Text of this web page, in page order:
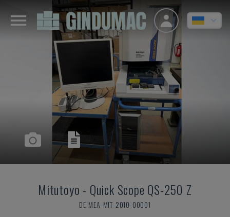
Mitutoyo - Quick Scope QS-250 Z
DE-MEA-MIT-2010-00001